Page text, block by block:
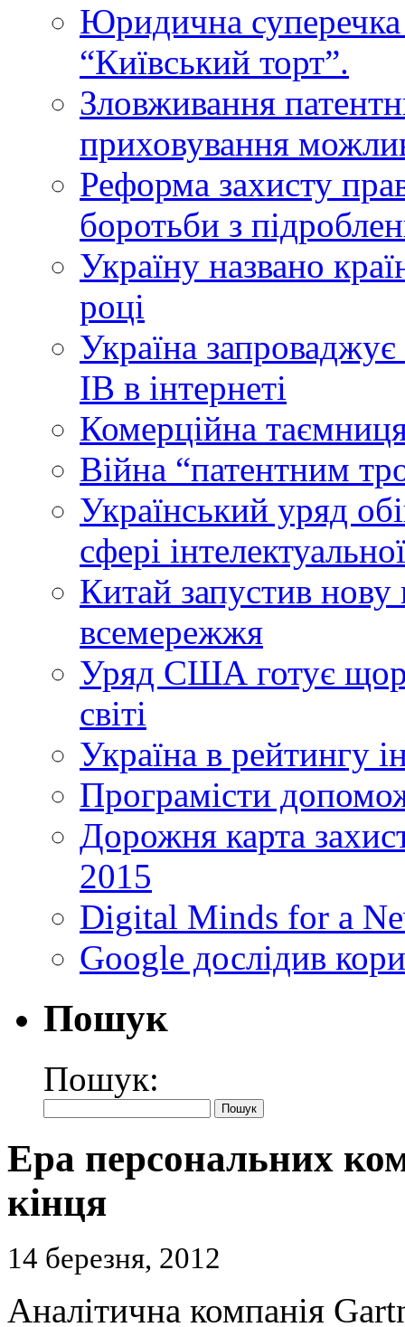
Юридична суперечка
“Київський торт”.
Зловживання
приховування
Реформа захисту
боротьби з
Україну названо
році
Україна
ІВ в інтернеті
Комерційна
Війна “патентним
Український уряд
сфері
Китай запустив
всемережжя
Уряд США готує
світі
Україна в рейтингу
Програмісти
Дорожня карта
2015
Digital Minds for a
Google дослідив
Пошук
Пошук:
Ера персональних
кінця
14 березня, 2012
Аналітична компанія